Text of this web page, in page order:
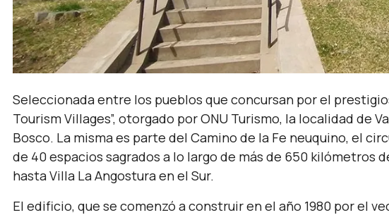
Seleccionada entre los pueblos que concursan por el
Tourism Villages”, otorgado por ONU Turismo, la localidad de
Bosco. La misma es parte del Camino de la Fe neuquino, el
de 40 espacios sagrados a lo largo de más de 650 kilómetros
hasta Villa La Angostura en el Sur.
El edificio, que se comenzó a construir en el año 1980 por el